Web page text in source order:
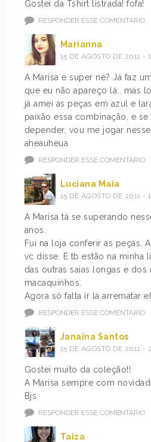
Gostei da Tshirt listrada! fofa!
RESPONDER ESSE COMENTÁRIO
Marianna
15 DE AGOSTO DE 2011 -
A Marisa é super né? Já faz
que eu não apareço lá.. mas
já amei as peças em azul e
paixão essa combinação, e se
depender, vou me jogar nesse
aheauheua
RESPONDER ESSE COMENTÁRIO
Luciana Maia
15 DE AGOSTO DE 2011 -
A Marisa tá se superando
anos.
Fui na loja conferir as peças.
vc disse. E tb estão na minha
das outras saias longas e dos
macaquinhos.
Agora só falta ir lá arrematar
RESPONDER ESSE COMENTÁRIO
Janaína Santos
15 DE AGOSTO DE 2011 -
Gostei muito da coleção!!
A Marisa sempre com
Bjs
RESPONDER ESSE COMENTÁRIO
Taiza